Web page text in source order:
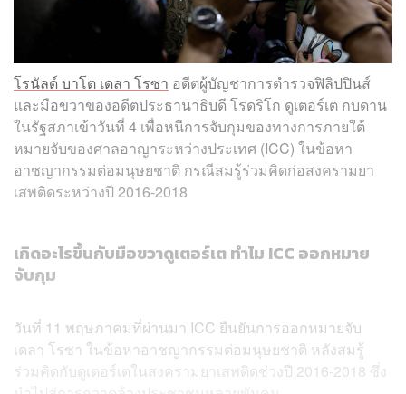
โรนัลด์ บาโต เดลา โรซา อดีตผู้บัญชาการตำรวจฟิลิปปินส์
และมือขวาของอดีตประธานาธิบดี โรดริโก ดูเตอร์เต กบดาน
ในรัฐสภาเข้าวันที่ 4 เพื่อหนีการจับกุมของทางการภายใต้
หมายจับของศาลอาญาระหว่างประเทศ (ICC) ในข้อหา
อาชญากรรมต่อมนุษยชาติ กรณีสมรู้ร่วมคิดก่อสงครามยา
เสพติดระหว่างปี 2016-2018
เกิดอะไรขึ้นกับมือขวาดูเตอร์เต ทำไม ICC ออกหมาย
จับกุม
วันที่ 11 พฤษภาคมที่ผ่านมา ICC ยืนยันการออกหมายจับ
เดลา โรซา ในข้อหาอาชญากรรมต่อมนุษยชาติ หลังสมรู้
ร่วมคิดกับดูเตอร์เตในสงครามยาเสพติดช่วงปี 2016-2018 ซึ่ง